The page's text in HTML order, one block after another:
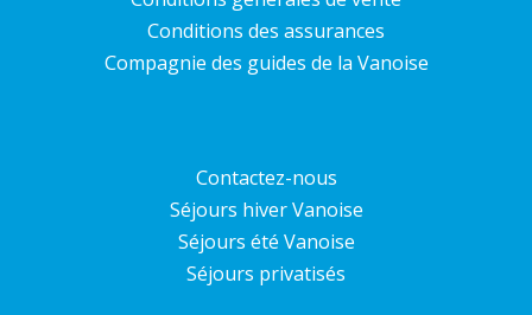
Conditions des assurances
Compagnie des guides de la Vanoise
Contactez-nous
Séjours hiver Vanoise
Séjours été Vanoise
Séjours privatisés